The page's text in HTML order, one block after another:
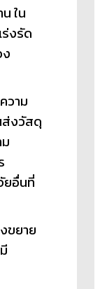
ใน
งรัด
วาม
ส่งวัสดุ
ยอื่นที่
ขยาย